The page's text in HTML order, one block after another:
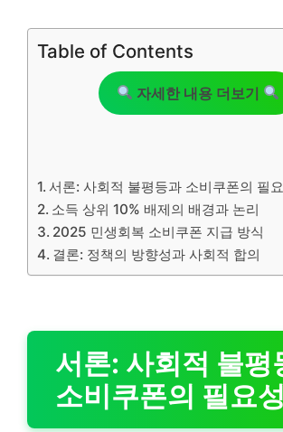
Table of Contents
자세한 내용 더보기
서론: 사회적 불평등과 소비쿠폰의 필
소득 상위 10% 배제의 배경과 논리
2025 민생회복 소비쿠폰 지급 방식
결론: 정책의 방향성과 사회적 합의
서론: 사회적 불평
소비쿠폰의 필요성